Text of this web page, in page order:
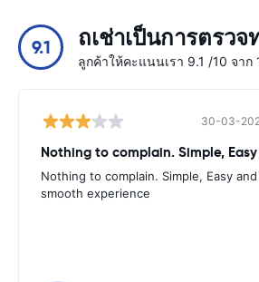
9.1 ถเช่าเป็นการตรวจ
ลูกค้าให้คะแนนเรา 9.1 /10 จาก
30-03-
Nothing to complain. Simple, Easy
Nothing to complain. Simple, Easy and
smooth experience